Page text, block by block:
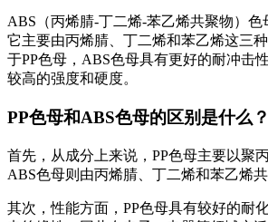
ABS（丙烯腈-丁二烯-苯乙烯共聚物）色
它主要由丙烯腈、丁二烯和苯乙烯这三
于PP色母，ABS色母具有更好的耐冲击
较高的强度和硬度。
PP色母和ABS色母的区别是什么？
首先，从成分上来说，PP色母主要以聚
ABS色母则由丙烯腈、丁二烯和苯乙烯共
其次，性能方面，PP色母具有较好的耐